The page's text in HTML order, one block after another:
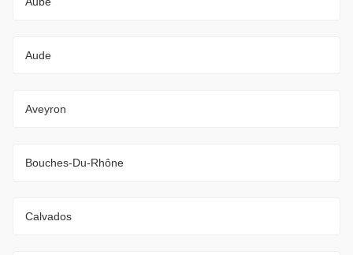
Aude
Aveyron
Bouches-Du-Rhône
Calvados